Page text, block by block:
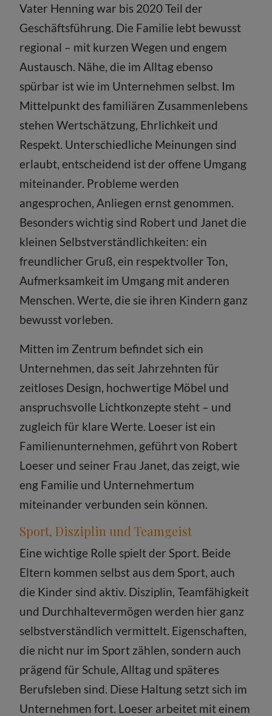
Vater Henning war bis 2020 Teil der
Geschäftsführung. Die Familie lebt bewusst
regional – mit kurzen Wegen und engem
Austausch. Nähe, die im Alltag ebenso
spürbar ist wie im Unternehmen selbst. Im
Mittelpunkt des familiären Zusammenlebens
stehen Wertschätzung, Ehrlichkeit und
Respekt. Unterschiedliche Meinungen sind
erlaubt, entscheidend ist der offene Umgang
miteinander. Probleme werden
angesprochen, Anliegen ernst genommen.
Besonders wichtig sind Robert und Janet die
kleinen Selbstverständlichkeiten: ein
freundlicher Gruß, ein respektvoller Ton,
Aufmerksamkeit im Umgang mit anderen
Menschen. Werte, die sie ihren Kindern ganz
bewusst vorleben.
Mitten im Zentrum befindet sich ein
Unternehmen, das seit Jahrzehnten für
zeitloses Design, hochwertige Möbel und
anspruchsvolle Lichtkonzepte steht – und
zugleich für klare Werte. Loeser ist ein
Familienunternehmen, geführt von Robert
Loeser und seiner Frau Janet, das zeigt, wie
eng Familie und Unternehmertum
miteinander verbunden sein können.
Sport, Disziplin und Teamgeist
Eine wichtige Rolle spielt der Sport. Beide
Eltern kommen selbst aus dem Sport, auch
die Kinder sind aktiv. Disziplin, Teamfähigkeit
und Durchhaltevermögen werden hier ganz
selbstverständlich vermittelt. Eigenschaften,
die nicht nur im Sport zählen, sondern auch
prägend für Schule, Alltag und späteres
Berufsleben sind. Diese Haltung setzt sich im
Unternehmen fort. Loeser arbeitet mit einem